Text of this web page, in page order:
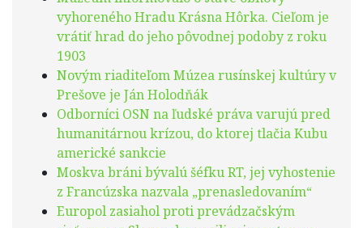
vyhoreného Hradu Krásna Hôrka. Cieľom je
vrátiť hrad do jeho pôvodnej podoby z roku
1903
Novým riaditeľom Múzea rusínskej kultúry v
Prešove je Ján Holodňák
Odborníci OSN na ľudské práva varujú pred
humanitárnou krízou, do ktorej tlačia Kubu
americké sankcie
Moskva bráni bývalú šéfku RT, jej vyhostenie
z Francúzska nazvala „prenasledovaním“
Europol zasiahol proti prevádzačským